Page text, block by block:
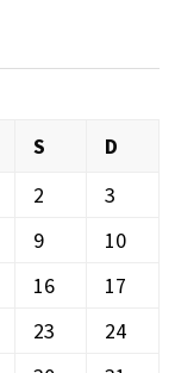
S
D
2
3
9
10
16
17
23
24